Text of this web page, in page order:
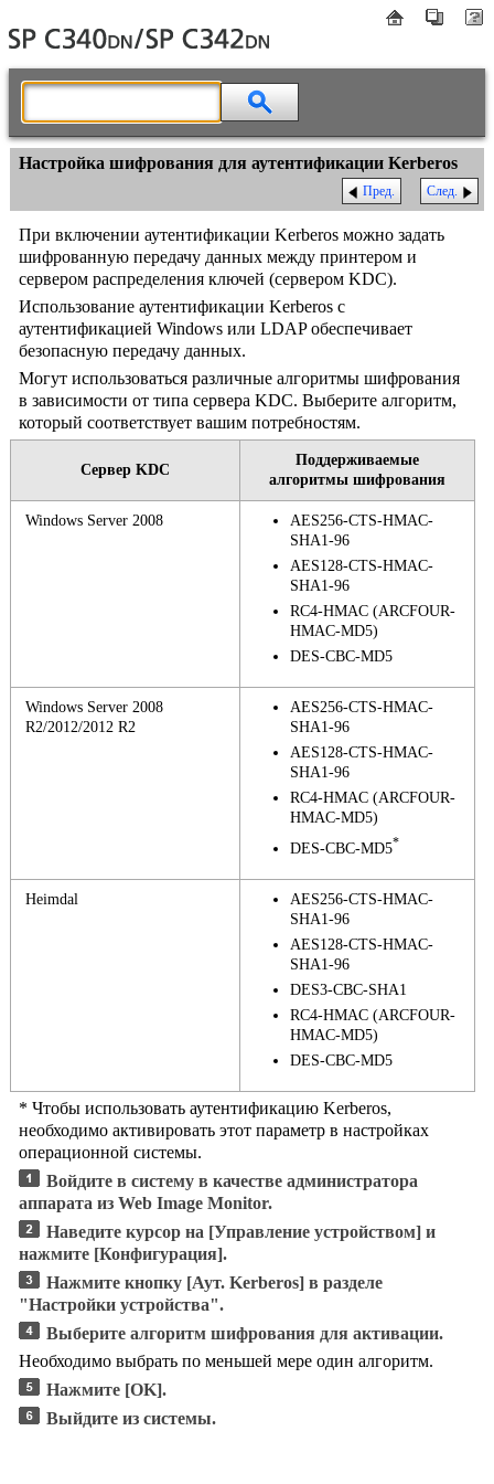
Настройка шифрования для аутентификации Kerberos
Пред. След.
При включении аутентификации Kerberos можно задать
шифрованную передачу данных между принтером и
сервером распределения ключей (сервером KDC).
Использование аутентификации Kerberos с
аутентификацией Windows или LDAP обеспечивает
безопасную передачу данных.
Могут использоваться различные алгоритмы шифрования
в зависимости от типа сервера KDC. Выберите алгоритм,
который соответствует вашим потребностям.
Сервер KDC
Поддерживаемые
алгоритмы шифрования
Windows Server 2008
AES256-CTS-HMAC-
SHA1-96
AES128-CTS-HMAC-
SHA1-96
RC4-HMAC (ARCFOUR-
HMAC-MD5)
DES-CBC-MD5
Windows Server 2008
R2/2012/2012 R2
AES256-CTS-HMAC-
SHA1-96
AES128-CTS-HMAC-
SHA1-96
RC4-HMAC (ARCFOUR-
HMAC-MD5)
DES-CBC-MD5*
Heimdal
AES256-CTS-HMAC-
SHA1-96
AES128-CTS-HMAC-
SHA1-96
DES3-CBC-SHA1
RC4-HMAC (ARCFOUR-
HMAC-MD5)
DES-CBC-MD5
* Чтобы использовать аутентификацию Kerberos,
необходимо активировать этот параметр в настройках
операционной системы.
Войдите в систему в качестве администратора
аппарата из Web Image Monitor.
Наведите курсор на [Управление устройством] и
нажмите [Конфигурация].
Нажмите кнопку [Аут. Kerberos] в разделе
"Настройки устройства".
Выберите алгоритм шифрования для активации.
Необходимо выбрать по меньшей мере один алгоритм.
Нажмите [OK].
Выйдите из системы.